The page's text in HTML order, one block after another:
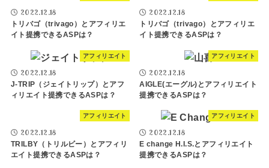
2022.12.18
トリバゴ（trivago）とアフィリエ
イト提携できるASPは？
2022.12.18
トリバゴ（trivago）とアフィリエ
イト提携できるASPは？
アフィリエイト
2022.12.18
J-TRIP（ジェイトリップ）とアフ
ィリエイト提携できるASPは？
アフィリエイト
2022.12.18
AIGLE(エーグル)とアフィリエイト
提携できるASPは？
アフィリエイト
2022.12.18
TRILBY（トリルビー）とアフィリ
エイト提携できるASPは？
アフィリエイト
2022.12.18
E change H.I.S.とアフィリエイト
提携できるASPは？